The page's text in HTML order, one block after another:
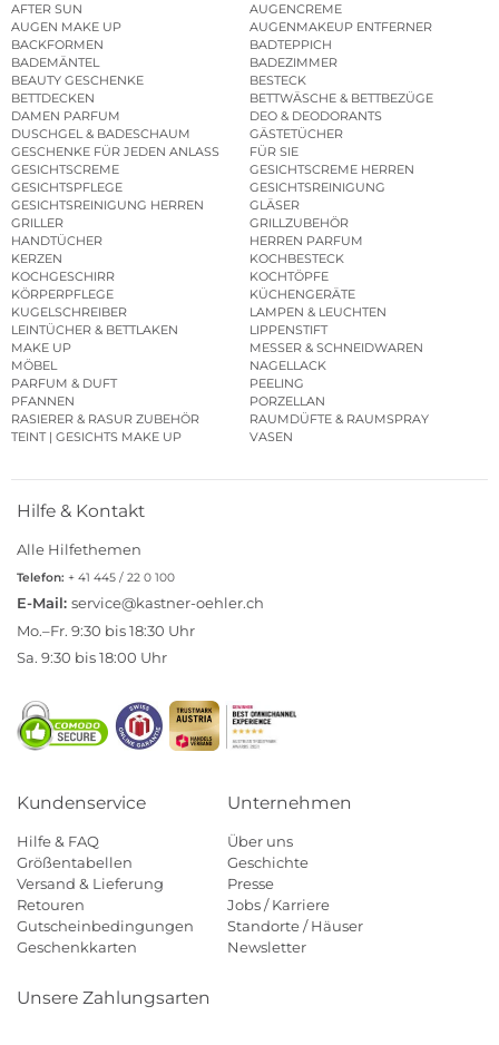
AFTER SUN
AUGENCREME
AUGEN MAKE UP
AUGENMAKEUP ENTFERNER
BACKFORMEN
BADTEPPICH
BADEMÄNTEL
BADEZIMMER
BEAUTY GESCHENKE
BESTECK
BETTDECKEN
BETTWÄSCHE & BETTBEZÜGE
DAMEN PARFUM
DEO & DEODORANTS
DUSCHGEL & BADESCHAUM
GÄSTETÜCHER
GESCHENKE FÜR JEDEN ANLASS
FÜR SIE
GESICHTSCREME
GESICHTSCREME HERREN
GESICHTSPFLEGE
GESICHTSREINIGUNG
GESICHTSREINIGUNG HERREN
GLÄSER
GRILLER
GRILLZUBEHÖR
HANDTÜCHER
HERREN PARFUM
KERZEN
KOCHBESTECK
KOCHGESCHIRR
KOCHTÖPFE
KÖRPERPFLEGE
KÜCHENGERÄTE
KUGELSCHREIBER
LAMPEN & LEUCHTEN
LEINTÜCHER & BETTLAKEN
LIPPENSTIFT
MAKE UP
MESSER & SCHNEIDWAREN
MÖBEL
NAGELLACK
PARFUM & DUFT
PEELING
PFANNEN
PORZELLAN
RASIERER & RASUR ZUBEHÖR
RAUMDÜFTE & RAUMSPRAY
TEINT | GESICHTS MAKE UP
VASEN
Hilfe & Kontakt
Alle Hilfethemen
Telefon: + 41 445 / 22 0 100
E-Mail: service@kastner-oehler.ch
Mo.–Fr. 9:30 bis 18:30 Uhr
Sa. 9:30 bis 18:00 Uhr
Kundenservice
Hilfe & FAQ
Größentabellen
Versand & Lieferung
Retouren
Gutscheinbedingungen
Geschenkkarten
Unternehmen
Über uns
Geschichte
Presse
Jobs / Karriere
Standorte / Häuser
Newsletter
Unsere Zahlungsarten